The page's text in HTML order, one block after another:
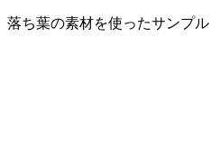
落ち葉の素材を使ったサンプル